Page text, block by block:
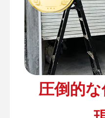
圧倒的